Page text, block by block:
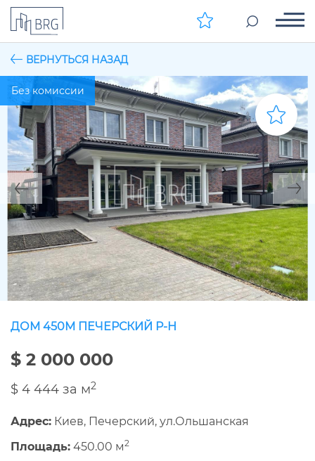
ВЕРНУТЬСЯ НАЗАД
Без комиссии
ДОМ 450М ПЕЧЕРСКИЙ Р-Н
$ 2 000 000
$ 4 444 за м2
Адрес: Киев, Печерский, ул.Ольшанская
Площадь: 450.00 м2